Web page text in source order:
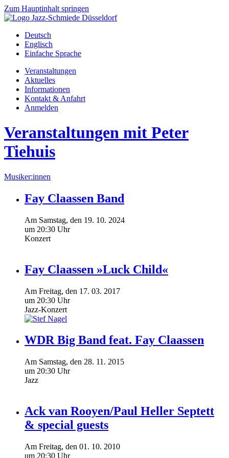
Zum Hauptinhalt springen
Deutsch
Englisch
Einfache Sprache
Veranstaltungen
Aktuelles
Informationen
Kontakt & Anfahrt
Anmelden
Veranstaltungen mit Peter
Tiehuis
Musiker:innen
Fay Claassen Band
Am Samstag, den 19. 10. 2024
um 20:30 Uhr
Konzert
Fay Claassen »Luck Child«
Am Freitag, den 17. 03. 2017
um 20:30 Uhr
Jazz-Konzert
WDR Big Band feat. Fay Claassen
Am Samstag, den 28. 11. 2015
um 20:30 Uhr
Jazz
Ack van Rooyen/Paul Heller Septett
& special guests
Am Freitag, den 01. 10. 2010
um 20:30 Uhr